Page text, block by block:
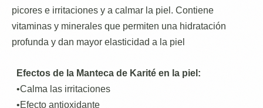
picores e irritaciones y a calmar la piel. Contiene
vitaminas y minerales que permiten una hidratación
profunda y dan mayor elasticidad a la piel
Efectos de la Manteca de Karité en la piel:
•Calma las irritaciones
•Efecto antioxidante